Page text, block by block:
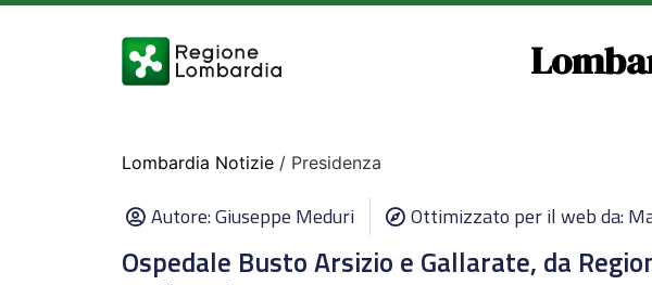
Lombardia Notizie / Presidenza
Autore:Giuseppe Meduri Ottimizzato per il web da:
Ospedale Busto Arsizio e Gallarate, da